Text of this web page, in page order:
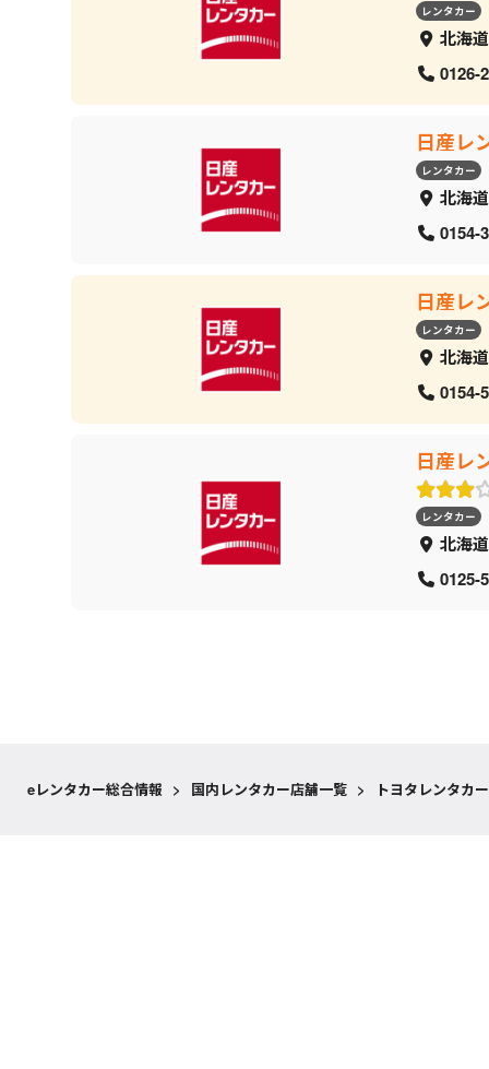
レンタカー
北海
0126-
日産レ
レンタカー
北海
0154-
日産レ
レンタカー
北海
0154-
日産レ
レンタカー
北海
0125-
eレンタカー総合情報 > 国内レンタカー店舗一覧 > トヨタレンタカ